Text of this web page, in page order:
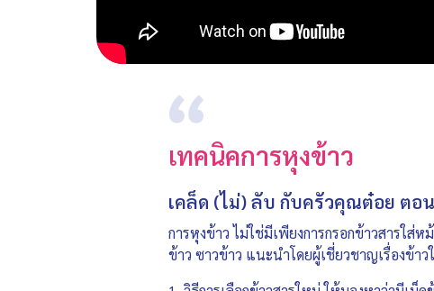
เทคนิคการหุงข้าว
เคล็ด (ไม่) ลับ กับครัวคุณต๋อย ตอ
การหุงข้าว ไม่ใช่มีเพียงการกรอกข้าวสารใส่
ข้าว ซาวข้าว แนะนำโดยผู้เชี่ยวชาญเรื่องข้า